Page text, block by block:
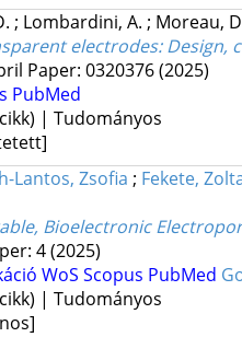
; Lombardini, A. ; Moreau,
electrodes:
Paper: 0320376(2025)
PubMed
| Tudományos
Lantos, Zsofia ; Fekete,
Bioelectronic
4(2025)
WoS Scopus PubMed
| Tudományos